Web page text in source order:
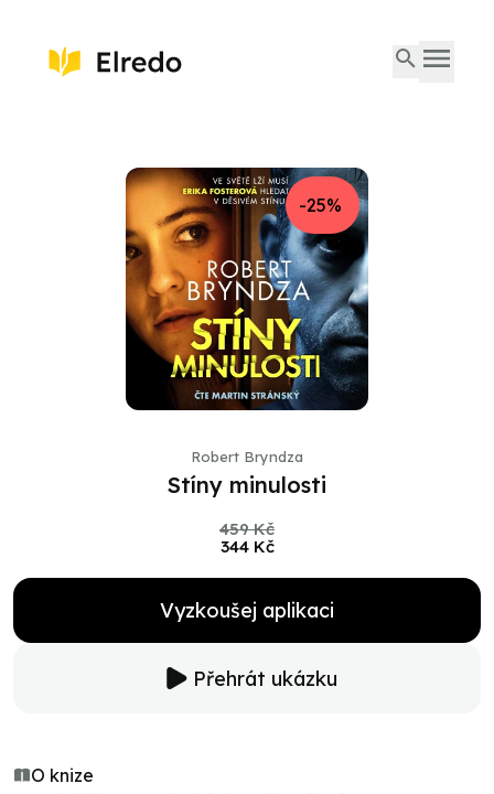
-25%
Robert Bryndza
Stíny minulosti
459 Kč
344 Kč
Vyzkoušej aplikaci
Přehrát ukázku
O knize